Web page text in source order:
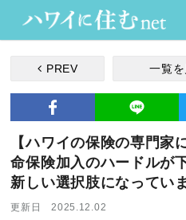
PREV 一覧
【ハワイの保険の専門家
命保険加入のハードルが
新しい選択肢になってい
更新日 2025.12.02